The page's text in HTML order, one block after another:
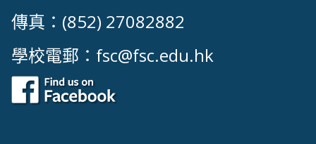
傳真：(852) 27082882
學校電郵： fsc@fsc.edu.hk